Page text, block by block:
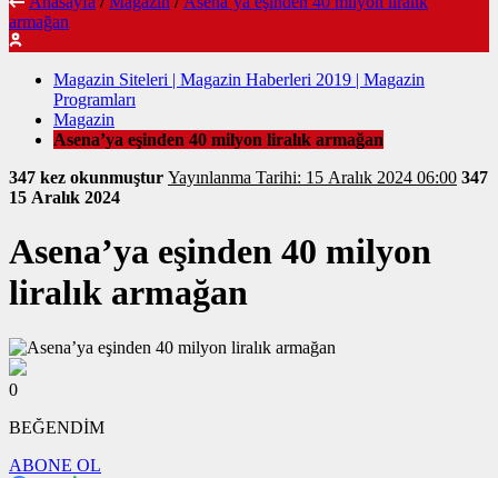
armağan
Magazin Siteleri | Magazin Haberleri 2019 | Magazin
Programları
Magazin
Asena’ya eşinden 40 milyon liralık armağan
347 kez okunmuştur
Yayınlanma Tarihi: 15 Aralık 2024 06:00 347
15 Aralık 2024
Asena’ya eşinden 40 milyon
liralık armağan
0
BEĞENDİM
ABONE OL